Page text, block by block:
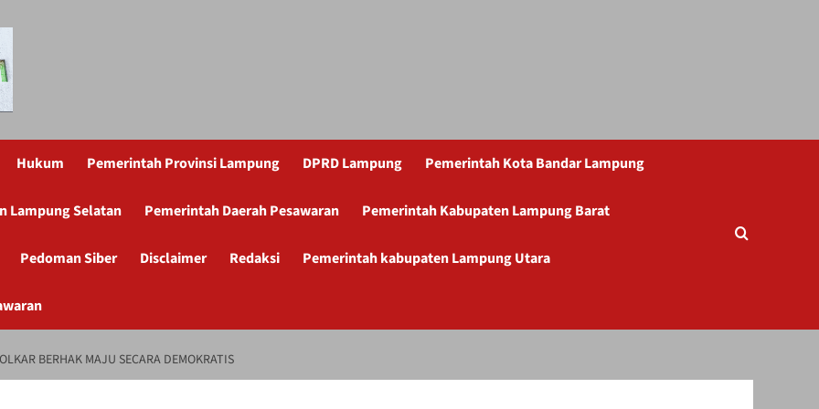
Hukum Pemerintah Provinsi Lampung DPRD Lampung Pemerintah Kota Bandar Lampung
Lampung Selatan Pemerintah Daerah Pesawaran Pemerintah Kabupaten Lampung Barat
Pedoman Siber Disclaimer Redaksi Pemerintah kabupaten Lampung Utara
BERHAK MAJU SECARA DEMOKRATIS